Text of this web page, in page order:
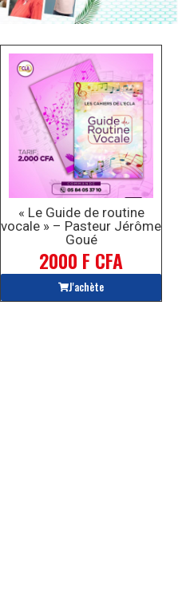
« Le Guide de routine
vocale » – Pasteur Jérôme
Goué
2000 F CFA
J'achète